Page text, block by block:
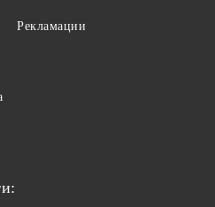
Рекламации